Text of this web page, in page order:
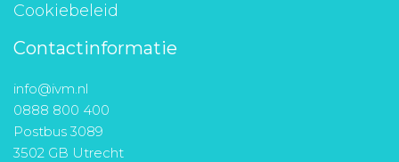
Cookiebeleid
Contactinformatie
info@ivm.nl
0888 800 400
Postbus 3089
3502 GB Utrecht